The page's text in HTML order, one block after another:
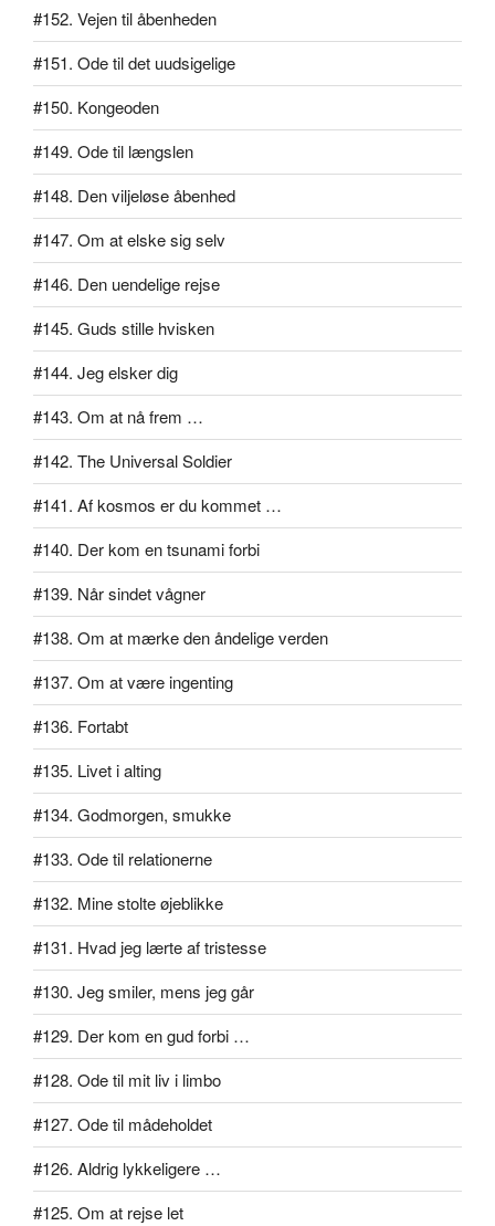
#152. Vejen til åbenheden
#151. Ode til det uudsigelige
#150. Kongeoden
#149. Ode til længslen
#148. Den viljeløse åbenhed
#147. Om at elske sig selv
#146. Den uendelige rejse
#145. Guds stille hvisken
#144. Jeg elsker dig
#143. Om at nå frem …
#142. The Universal Soldier
#141. Af kosmos er du kommet …
#140. Der kom en tsunami forbi
#139. Når sindet vågner
#138. Om at mærke den åndelige verden
#137. Om at være ingenting
#136. Fortabt
#135. Livet i alting
#134. Godmorgen, smukke
#133. Ode til relationerne
#132. Mine stolte øjeblikke
#131. Hvad jeg lærte af tristesse
#130. Jeg smiler, mens jeg går
#129. Der kom en gud forbi …
#128. Ode til mit liv i limbo
#127. Ode til mådeholdet
#126. Aldrig lykkeligere …
#125. Om at rejse let